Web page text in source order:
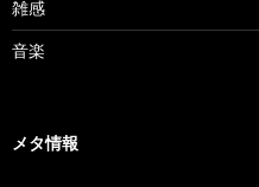
雑感
音楽
メタ情報